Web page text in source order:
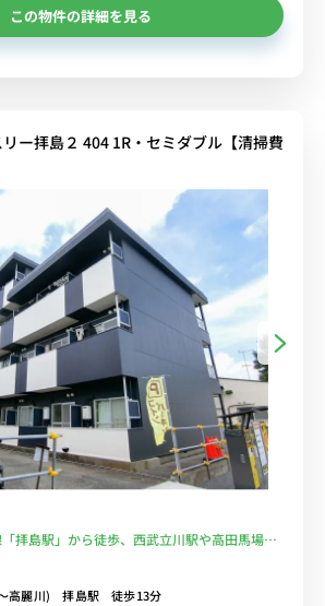
この物件の詳細を見る
ー拝島２ 404 1R・セミダブル【清掃費
拝島駅」から徒歩、西武立川駅や高田馬場駅
トイレ別＆デスクや生活家電のあるお部屋■
ル中！
高麗川) 拝島駅 徒歩13分